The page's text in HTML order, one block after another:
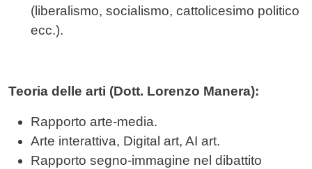
(liberalismo, socialismo, cattolicesimo politico
ecc.).
Teoria delle arti (Dott. Lorenzo Manera):
Rapporto arte-media.
Arte interattiva, Digital art, AI art.
Rapporto segno-immagine nel dibattito